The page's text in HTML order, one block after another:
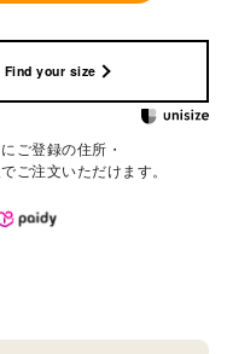
Find your size
ご登録の住所・
ご注文いただけます。